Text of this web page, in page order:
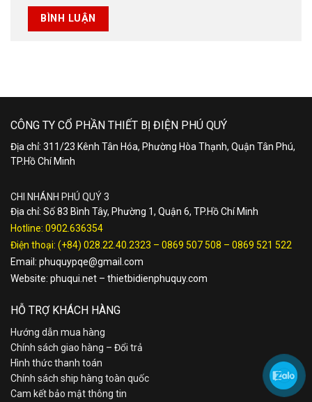
CÔNG TY CỔ PHẦN THIẾT BỊ ĐIỆN PHÚ QUÝ
Địa chỉ: 311/23 Kênh Tân Hóa, Phường Hòa Thạnh, Quận Tân Phú,
TP.Hồ Chí Minh
CHI NHÁNH PHÚ QUÝ 3
Địa chỉ: Số 83 Bình Tây, Phường 1, Quận 6, TP.Hồ Chí Minh
Hotline: 0902.636354
Điện thoại: (+84) 028.22.40.2323 – 0869 507 508 – 0869 521 522
Email: phuquypqe@gmail.com
Website: phuqui.net – thietbidienphuquy.com
HỖ TRỢ KHÁCH HÀNG
Hướng dẫn mua hàng
Chính sách giao hàng – Đổi trả
Hình thức thanh toán
Chính sách ship hàng toàn quốc
Cam kết bảo mật thông tin